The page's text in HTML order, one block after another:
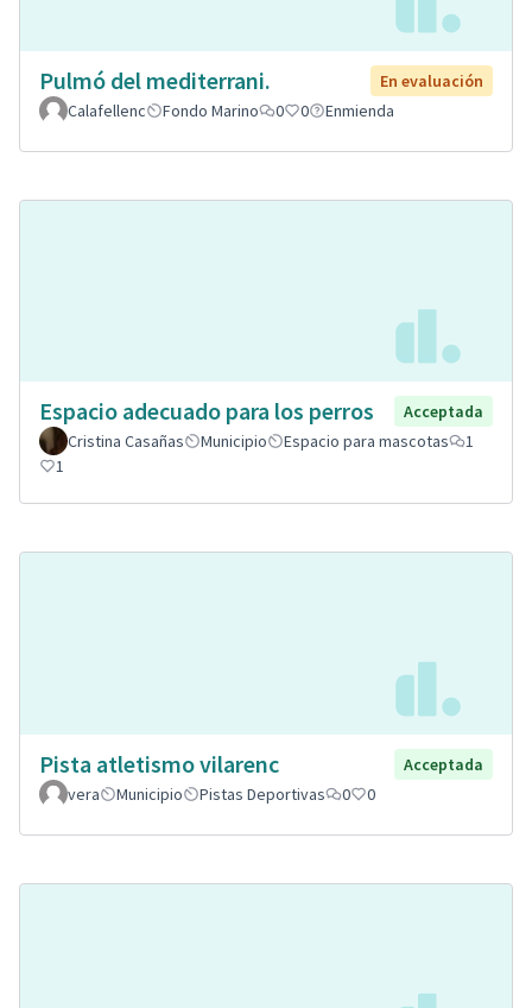
Pulmó del mediterrani.
En evaluación
Calafellenc
Fondo Marino 0 0 Enmienda
Espacio adecuado para los perros
Acceptada
Cristina Casañas
Municipio Espacio para mascotas
1
1
Pista atletismo vilarenc
Acceptada
vera
Municipio Pistas Deportivas 0 0